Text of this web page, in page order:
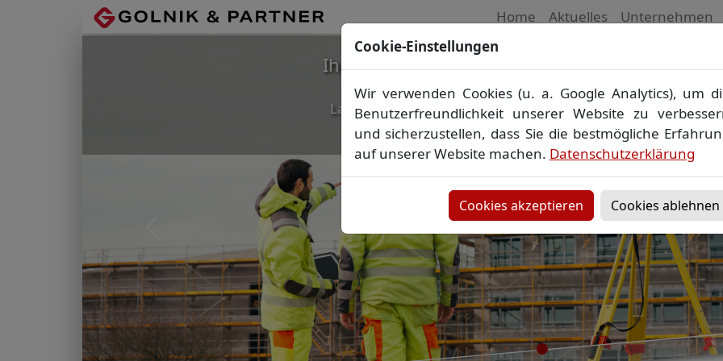
Home Aktuelles Unternehmen
Ihr Vermessungsbüro in Mecklenburg-
Wir vermessen Ihr Grundstück
Lageplan▪Absteckung▪Bauvermessung▪
Grenzfeststellung
▪Amtliche Auskünfte und Auszüge
Cookie-Einstellungen
Wir verwenden Cookies (u. a. Google Analytics), um
Benutzerfreundlichkeit unserer Website zu
und sicherzustellen, dass Sie die bestmögliche
auf unserer Website machen. Datenschutzerklärung
Cookies akzeptieren Cookies ablehnen